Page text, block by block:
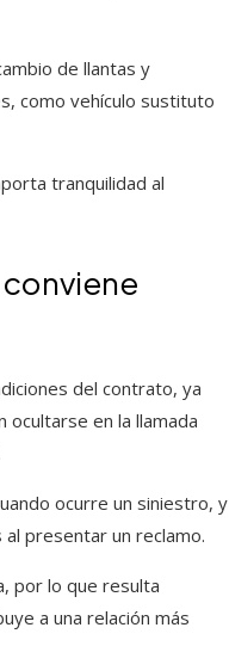
de llantas y
como vehículo sustituto
tranquilidad al
del contrato, ya
en la llamada
ocurre un siniestro, y
presentar un reclamo.
por lo que resulta
a una relación más